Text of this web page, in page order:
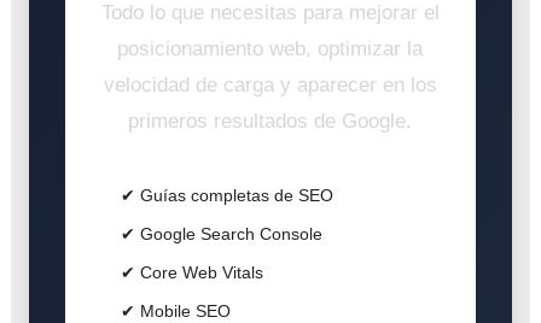
Todo lo que necesitas para mejorar el
posicionamiento web, optimizar la
velocidad de carga y aparecer en los
primeros resultados de Google.
✔ Guías completas de SEO
✔ Google Search Console
✔ Core Web Vitals
✔ Mobile SEO